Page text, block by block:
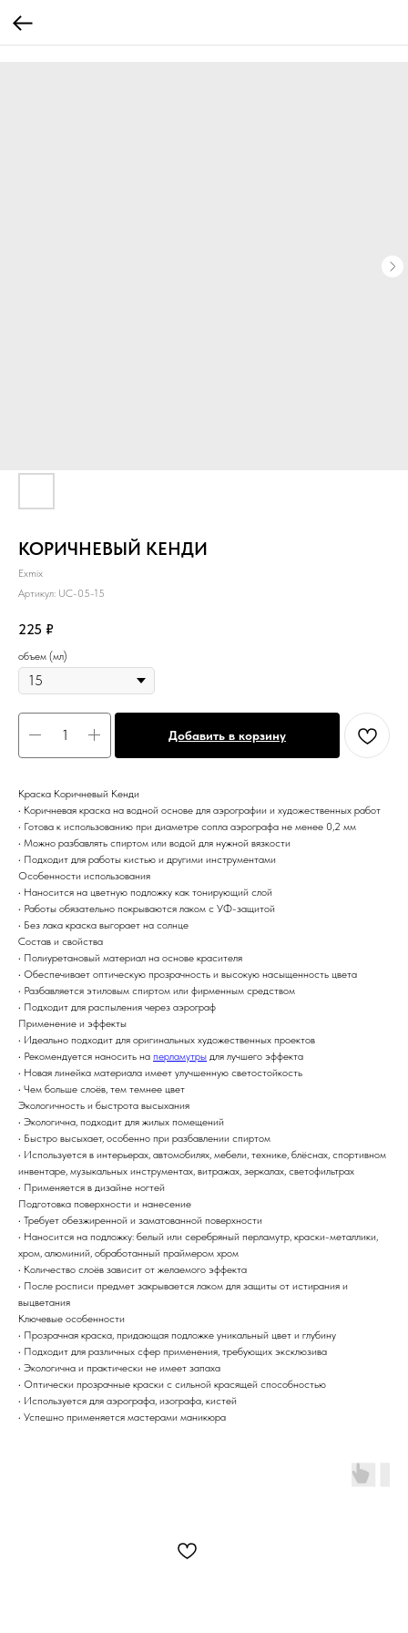
КОРИЧНЕВЫЙ КЕНДИ
Exmix
Артикул: UC-05-15
225 ₽
объем (мл)
Добавить в корзину
Краска Коричневый Кенди
• Коричневая краска на водной основе для аэрографии и художественных работ
• Готова к использованию при диаметре сопла аэрографа не менее 0,2 мм
• Можно разбавлять спиртом или водой для нужной вязкости
• Подходит для работы кистью и другими инструментами
Особенности использования
• Наносится на цветную подложку как тонирующий слой
• Работы обязательно покрываются лаком с УФ-защитой
• Без лака краска выгорает на солнце
Состав и свойства
• Полиуретановый материал на основе красителя
• Обеспечивает оптическую прозрачность и высокую насыщенность цвета
• Разбавляется этиловым спиртом или фирменным средством
• Подходит для распыления через аэрограф
Применение и эффекты
• Идеально подходит для оригинальных художественных проектов
• Рекомендуется наносить на перламутры для лучшего эффекта
• Новая линейка материала имеет улучшенную светостойкость
• Чем больше слоёв, тем темнее цвет
Экологичность и быстрота высыхания
• Экологична, подходит для жилых помещений
• Быстро высыхает, особенно при разбавлении спиртом
• Используется в интерьерах, автомобилях, мебели, технике, блёснах, спортивном
инвентаре, музыкальных инструментах, витражах, зеркалах, светофильтрах
• Применяется в дизайне ногтей
Подготовка поверхности и нанесение
• Требует обезжиренной и заматованной поверхности
• Наносится на подложку: белый или серебряный перламутр, краски-металлики,
хром, алюминий, обработанный праймером хром
• Количество слоёв зависит от желаемого эффекта
• После росписи предмет закрывается лаком для защиты от истирания и
выцветания
Ключевые особенности
• Прозрачная краска, придающая подложке уникальный цвет и глубину
• Подходит для различных сфер применения, требующих эксклюзива
• Экологична и практически не имеет запаха
• Оптически прозрачные краски с сильной красящей способностью
• Используется для аэрографа, изографа, кистей
• Успешно применяется мастерами маникюра